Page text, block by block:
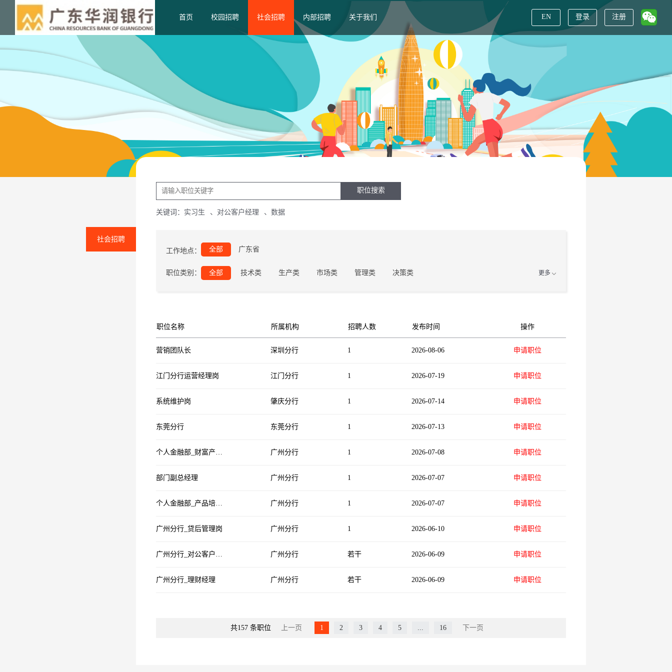
首页 校园招聘 社会招聘 内部招聘 关于我们 EN 登录 注册
社会招聘
职位搜索
关键词： 实习生 、 对公客户经理 、 数据
工作地点： 全部 广东省
职位类别： 全部 技术类 生产类 市场类 管理类 决策类 更多
职位名称 所属机构 招聘人数 发布时间 操作
营销团队长 深圳分行 1 2026-08-06 申请职位
江门分行运营经理岗 江门分行 1 2026-07-19 申请职位
系统维护岗 肇庆分行 1 2026-07-14 申请职位
东莞分行 东莞分行 1 2026-07-13 申请职位
个人金融部_财富产品经理 广州分行 1 2026-07-08 申请职位
部门副总经理 广州分行 1 2026-07-07 申请职位
个人金融部_产品培训及绩效管理岗(个贷) 广州分行 1 2026-07-07 申请职位
广州分行_贷后管理岗 广州分行 1 2026-06-10 申请职位
广州分行_对公客户经理 广州分行 若干 2026-06-09 申请职位
广州分行_理财经理 广州分行 若干 2026-06-09 申请职位
共157 条职位 上一页 1 2 3 4 5 ... 16 下一页